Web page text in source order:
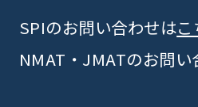
SPIのお問い合わせはこ
NMAT・JMATのお問い